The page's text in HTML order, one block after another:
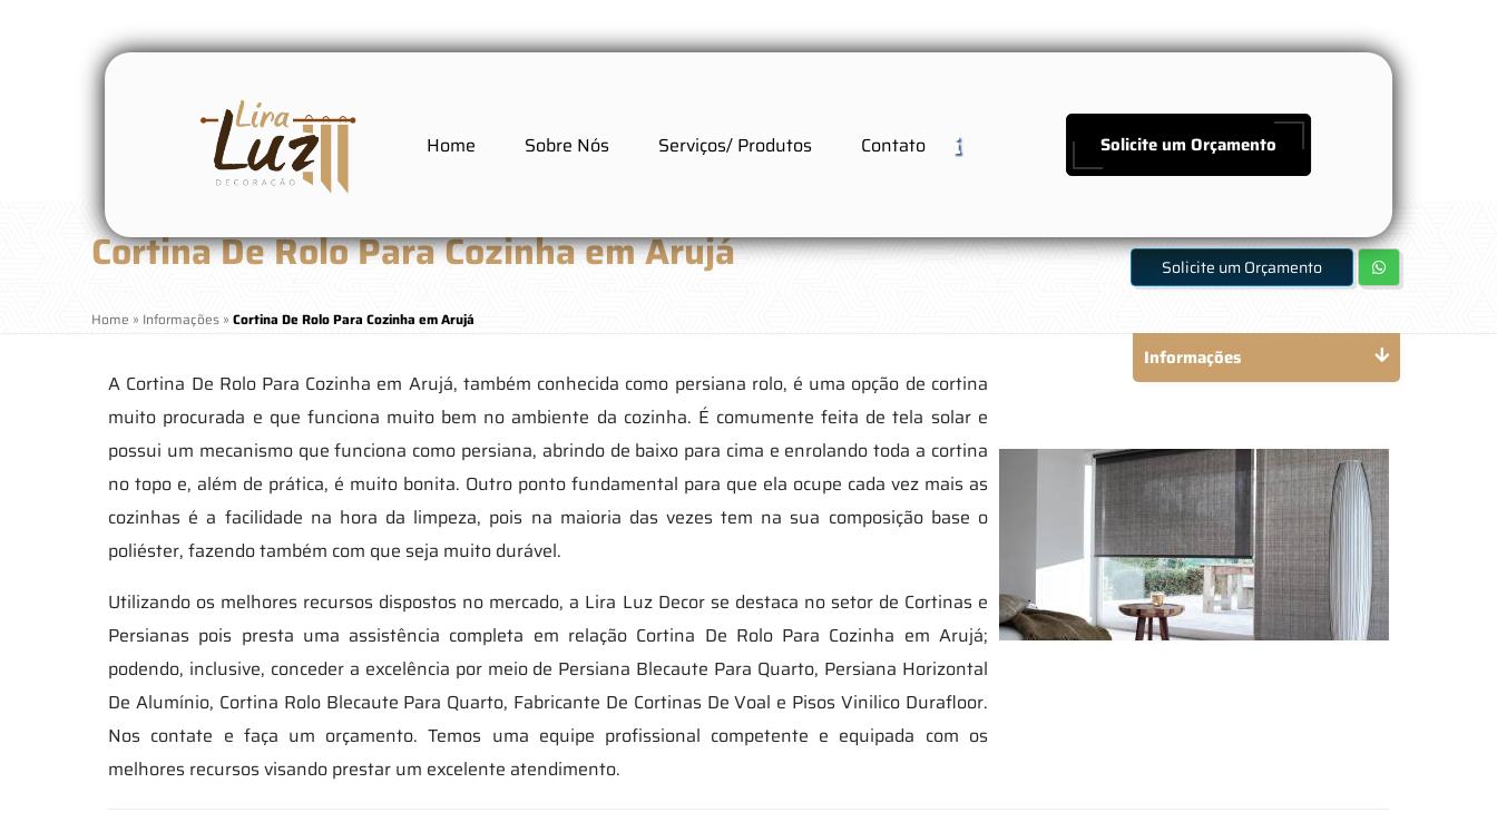
Home Sobre Nós Serviços/ Produtos Contato Solicite um Orçamento
Cortina De Rolo Para Cozinha em Arujá
Home » Informações »Cortina De Rolo Para Cozinha em Arujá
Solicite um Orçamento
A Cortina De Rolo Para Cozinha em Arujá, também conhecida como persiana rolo, é uma opção de cortina
muito procurada e que funciona muito bem no ambiente da cozinha. É comumente feita de tela solar e
possui um mecanismo que funciona como persiana, abrindo de baixo para cima e enrolando toda a cortina
no topo e, além de prática, é muito bonita. Outro ponto fundamental para que ela ocupe cada vez mais as
cozinhas é a facilidade na hora da limpeza, pois na maioria das vezes tem na sua composição base o
poliéster, fazendo também com que seja muito durável.
Utilizando os melhores recursos dispostos no mercado, a Lira Luz Decor se destaca no setor de Cortinas e
Persianas pois presta uma assistência completa em relação Cortina De Rolo Para Cozinha em Arujá;
podendo, inclusive, conceder a excelência por meio de Persiana Blecaute Para Quarto, Persiana Horizontal
De Alumínio, Cortina Rolo Blecaute Para Quarto, Fabricante De Cortinas De Voal e Pisos Vinilico Durafloor.
Nos contate e faça um orçamento. Temos uma equipe profissional competente e equipada com os
melhores recursos visando prestar um excelente atendimento.
Informações